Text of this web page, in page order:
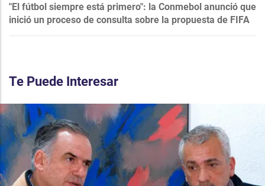
"El fútbol siempre está primero": la Conmebol anunció que
inició un proceso de consulta sobre la propuesta de FIFA
Te Puede Interesar